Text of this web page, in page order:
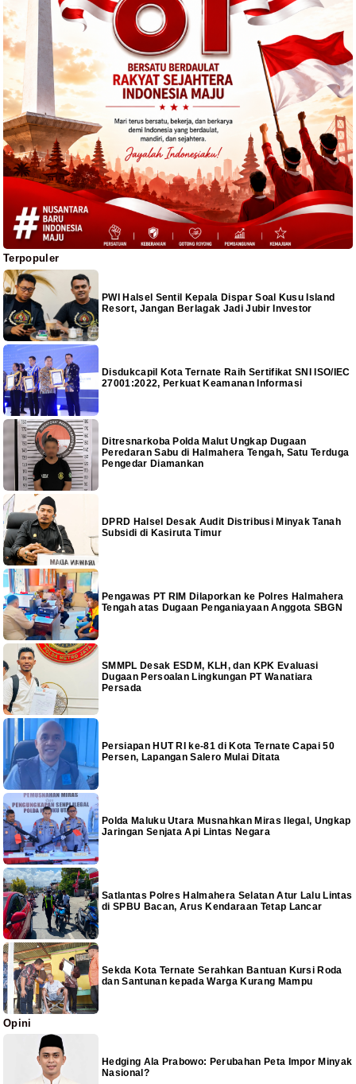
Terpopuler
PWI Halsel Sentil Kepala Dispar Soal Kusu Island
Resort, Jangan Berlagak Jadi Jubir Investor
Disdukcapil Kota Ternate Raih Sertifikat SNI ISO/IEC
27001:2022, Perkuat Keamanan Informasi
Ditresnarkoba Polda Malut Ungkap Dugaan
Peredaran Sabu di Halmahera Tengah, Satu Terduga
Pengedar Diamankan
DPRD Halsel Desak Audit Distribusi Minyak Tanah
Subsidi di Kasiruta Timur
Pengawas PT RIM Dilaporkan ke Polres Halmahera
Tengah atas Dugaan Penganiayaan Anggota SBGN
SMMPL Desak ESDM, KLH, dan KPK Evaluasi
Dugaan Persoalan Lingkungan PT Wanatiara
Persada
Persiapan HUT RI ke-81 di Kota Ternate Capai 50
Persen, Lapangan Salero Mulai Ditata
Polda Maluku Utara Musnahkan Miras Ilegal, Ungkap
Jaringan Senjata Api Lintas Negara
Satlantas Polres Halmahera Selatan Atur Lalu Lintas
di SPBU Bacan, Arus Kendaraan Tetap Lancar
Sekda Kota Ternate Serahkan Bantuan Kursi Roda
dan Santunan kepada Warga Kurang Mampu
Opini
Hedging Ala Prabowo: Perubahan Peta Impor Minyak
Nasional?